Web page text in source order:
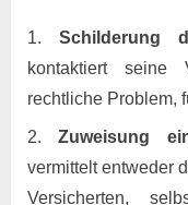
Schilderung
kontaktiert seine
rechtliche Problem,
Zuweisung
vermittelt entweder
Versicherten,